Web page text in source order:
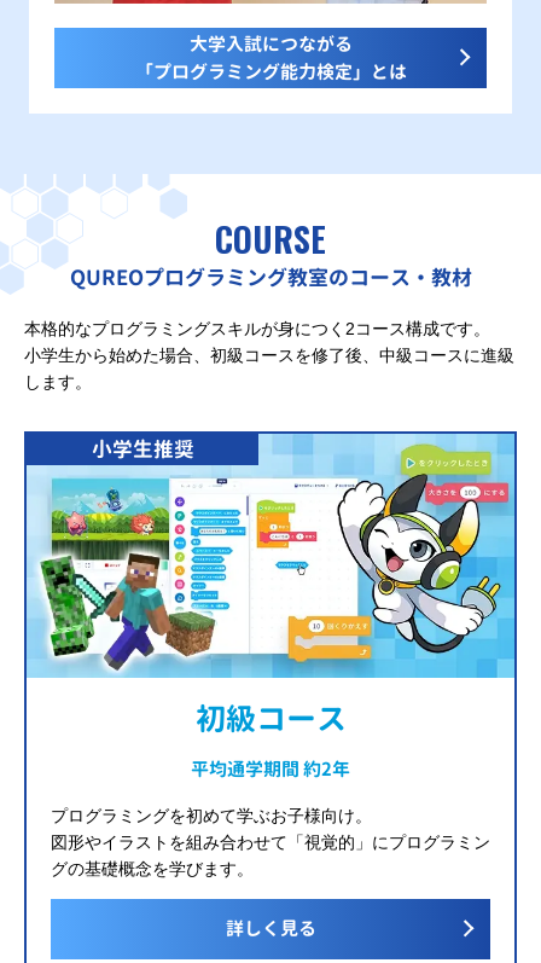
大学入試につながる
「プログラミング能力検定」とは
COURSE
QUREOプログラミング教室のコース・教材
本格的なプログラミングスキルが身につく2コース構成です。
小学生から始めた場合、初級コースを修了後、中級コースに進級
します。
小学生推奨
初級コース
平均通学期間 約2年
プログラミングを初めて学ぶお子様向け。
図形やイラストを組み合わせて「視覚的」にプログラミン
グの基礎概念を学びます。
詳しく見る